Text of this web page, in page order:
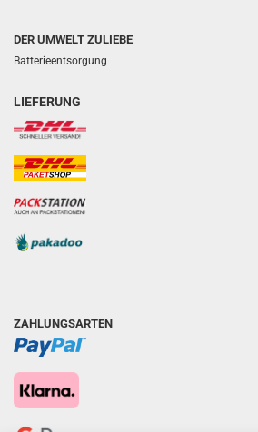
DER UMWELT ZULIEBE
Batterieentsorgung
LIEFERUNG
ZAHLUNGSARTEN